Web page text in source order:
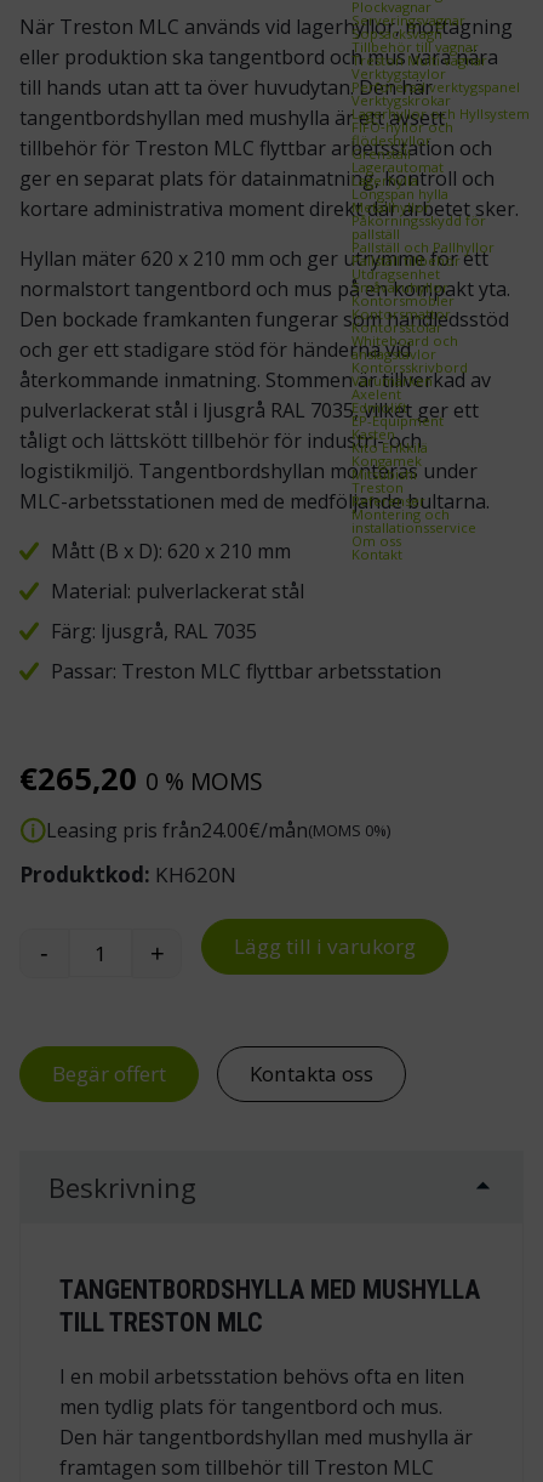
Plockvagnar
Serveringsvagnar
Sopsäcksvagn
Tillbehör till vagnar
Treston Multi vagnar
Verktygstavlor
Perforerad verktygspanel
Verktygskrokar
Lagerhyllor och Hyllsystem
FIFO‑hyllor och
flödeshyllor
Grenställ
Lagerautomat
Lagerhylla
Longspan hylla
Metallhyllor
Påkörningsskydd för
pallställ
Pallställ och Pallhyllor
Pallställ tillbehör
Utdragsenhet
Småvaruhyllor
Kontorsmöbler
Kontorsmattor
Kontorsstolar
Whiteboard och
anslagstavlor
Kontorsskrivbord
Varumärken
Axelent
Edmolift
EP-Equipment
Kasten
Kito Erikkilä
Kongamek
Mitsubishi
Treston
Referenser
Montering och
installationsservice
Om oss
Kontakt
När Treston MLC används vid lagerhyllor, mottagning
eller produktion ska tangentbord och mus vara nära
till hands utan att ta över huvudytan. Den här
tangentbordshyllan med mushylla är ett avsett
tillbehör för Treston MLC flyttbar arbetsstation och
ger en separat plats för datainmatning, kontroll och
kortare administrativa moment direkt där arbetet sker.
Hyllan mäter 620 x 210 mm och ger utrymme för ett
normalstort tangentbord och mus på en kompakt yta.
Den bockade framkanten fungerar som handledsstöd
och ger ett stadigare stöd för händerna vid
återkommande inmatning. Stommen är tillverkad av
pulverlackerat stål i ljusgrå RAL 7035, vilket ger ett
tåligt och lättskött tillbehör för industri- och
logistikmiljö. Tangentbordshyllan monteras under
MLC-arbetsstationen med de medföljande bultarna.
Mått (B x D): 620 x 210 mm
Material: pulverlackerat stål
Färg: ljusgrå, RAL 7035
Passar: Treston MLC flyttbar arbetsstation
€265,20 0 % MOMS
Leasing pris från24.00€/mån(MOMS 0%)
Produktkod: KH620N
Tangentbordshylla med mushylla till Treston
- + Lägg till i varukorg
Begär offert Kontakta oss
Beskrivning
TANGENTBORDSHYLLA MED MUSHYLLA
TILL TRESTON MLC
I en mobil arbetsstation behövs ofta en liten
men tydlig plats för tangentbord och mus.
Den här tangentbordshyllan med mushylla är
framtagen som tillbehör till Treston MLC